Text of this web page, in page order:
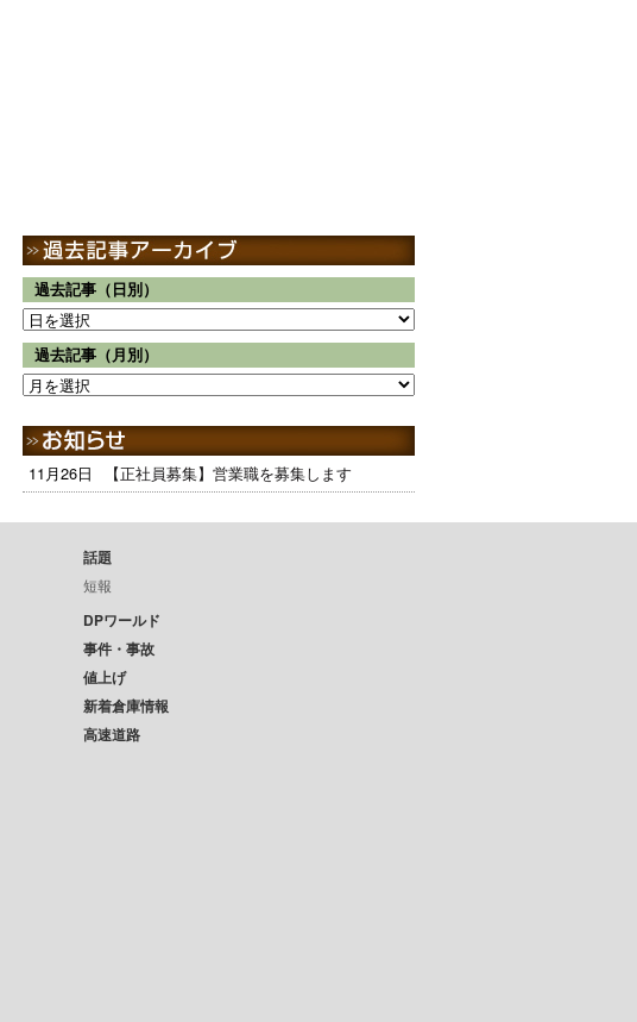
過去記事（日別）
過去記事（月別）
11月26日 【正社員募集】営業職を募集します
話題
短報
DPワールド
事件・事故
値上げ
新着倉庫情報
高速道路